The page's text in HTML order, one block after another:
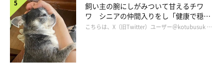
飼い主の腕にしがみついて甘えるチワ
ワ シニアの仲間入りをし「健康で穏や
かな暮らしが続いてほしい」と願う
こちらは、X（旧Twitter）ユーザー＠kotubusuk …